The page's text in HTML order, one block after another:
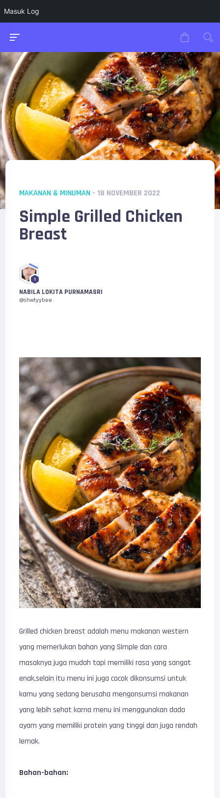
Masuk Log
MAKANAN & MINUMAN - 18 NOVEMBER 2022
Simple Grilled Chicken
Breast
1
NABILA LOKITA PURNAMASRI
@shwtyybee
Grilled chicken breast adalah menu makanan western
yang memerlukan bahan yang Simple dan cara
masaknya juga mudah tapi memiliki rasa yang sangat
enak,selain itu menu ini juga cocok dikonsumsi untuk
kamu yang sedang berusaha mengonsumsi makanan
yang lebih sehat karna menu ini menggunakan dada
ayam yang memiliki protein yang tinggi dan juga rendah
lemak.
Bahan-bahan: